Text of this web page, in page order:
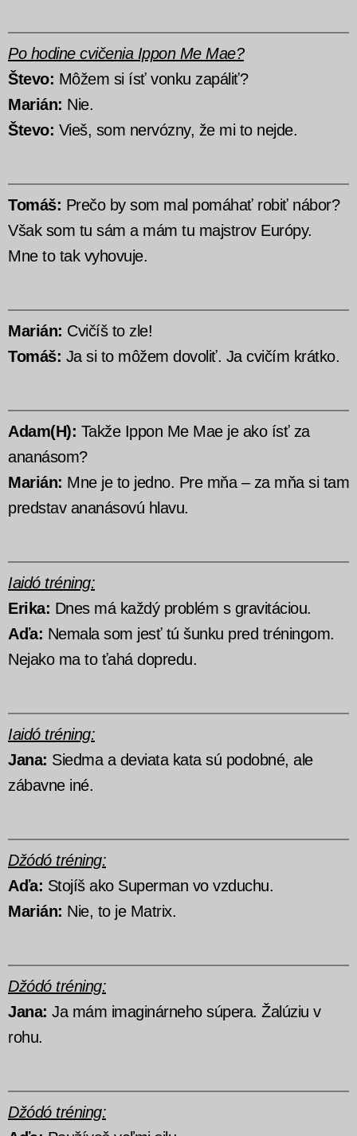
Po hodine cvičenia Ippon Me Mae?
Števo: Môžem si ísť vonku zapáliť?
Marián: Nie.
Števo: Vieš, som nervózny, že mi to nejde.
Tomáš: Prečo by som mal pomáhať robiť nábor?
Však som tu sám a mám tu majstrov Európy.
Mne to tak vyhovuje.
Marián: Cvičíš to zle!
Tomáš: Ja si to môžem dovoliť. Ja cvičím krátko.
Adam(H): Takže Ippon Me Mae je ako ísť za
ananásom?
Marián: Mne je to jedno. Pre mňa – za mňa si tam
predstav ananásovú hlavu.
Iaidó tréning:
Erika: Dnes má každý problém s gravitáciou.
Aďa: Nemala som jesť tú šunku pred tréningom.
Nejako ma to ťahá dopredu.
Iaidó tréning:
Jana: Siedma a deviata kata sú podobné, ale
zábavne iné.
Džódó tréning:
Aďa: Stojíš ako Superman vo vzduchu.
Marián: Nie, to je Matrix.
Džódó tréning:
Jana: Ja mám imaginárneho súpera. Žalúziu v
rohu.
Džódó tréning: